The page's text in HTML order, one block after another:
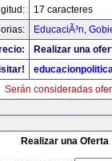
17 caracteres
EducaciÃ³n,
Realizar una
Serán consideradas
Realizar una Oferta